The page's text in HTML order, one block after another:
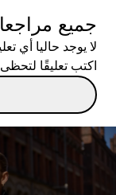
جميع
لا يوجد حاليا أي
اكتب تعليقًا لتحظى